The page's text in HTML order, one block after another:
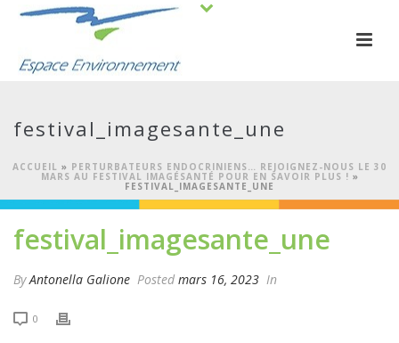
festival_imagesante_une
ACCUEIL » PERTURBATEURS ENDOCRINIENS… REJOIGNEZ-NOUS LE 30
MARS AU FESTIVAL IMAGÉSANTÉ POUR EN SAVOIR PLUS ! »
FESTIVAL_IMAGESANTE_UNE
festival_imagesante_une
ByAntonella Galione Posted mars 16, 2023 In
0